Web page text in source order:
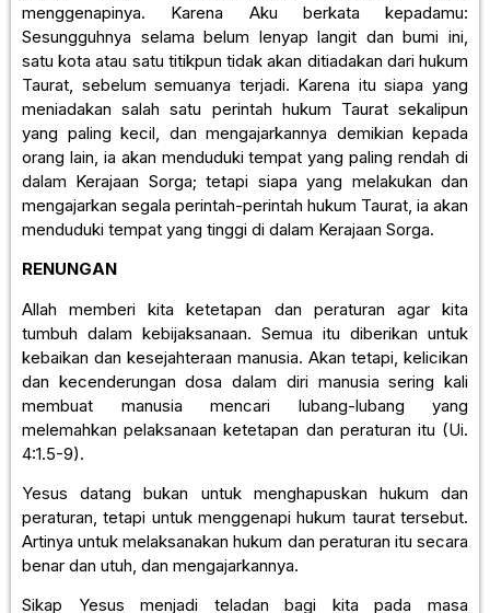
menggenapinya. Karena Aku berkata kepadamu:
Sesungguhnya selama belum lenyap langit dan bumi ini,
satu kota atau satu titikpun tidak akan ditiadakan dari hukum
Taurat, sebelum semuanya terjadi. Karena itu siapa yang
meniadakan salah satu perintah hukum Taurat sekalipun
yang paling kecil, dan mengajarkannya demikian kepada
orang lain, ia akan menduduki tempat yang paling rendah di
dalam Kerajaan Sorga; tetapi siapa yang melakukan dan
mengajarkan segala perintah-perintah hukum Taurat, ia akan
menduduki tempat yang tinggi di dalam Kerajaan Sorga.
RENUNGAN
Allah memberi kita ketetapan dan peraturan agar kita
tumbuh dalam kebijaksanaan. Semua itu diberikan untuk
kebaikan dan kesejahteraan manusia. Akan tetapi, kelicikan
dan kecenderungan dosa dalam diri manusia sering kali
membuat manusia mencari lubang-lubang yang
melemahkan pelaksanaan ketetapan dan peraturan itu (Ui.
4:1.5-9).
Yesus datang bukan untuk menghapuskan hukum dan
peraturan, tetapi untuk menggenapi hukum taurat tersebut.
Artinya untuk melaksanakan hukum dan peraturan itu secara
benar dan utuh, dan mengajarkannya.
Sikap Yesus menjadi teladan bagi kita pada masa